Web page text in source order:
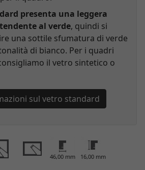
presenta una leggera
al verde, quindi si
una sottile sfumatura di verde
di bianco. Per i quadri
il vetro sintetico o
sul vetro standard
46,00 mm 16,00 mm